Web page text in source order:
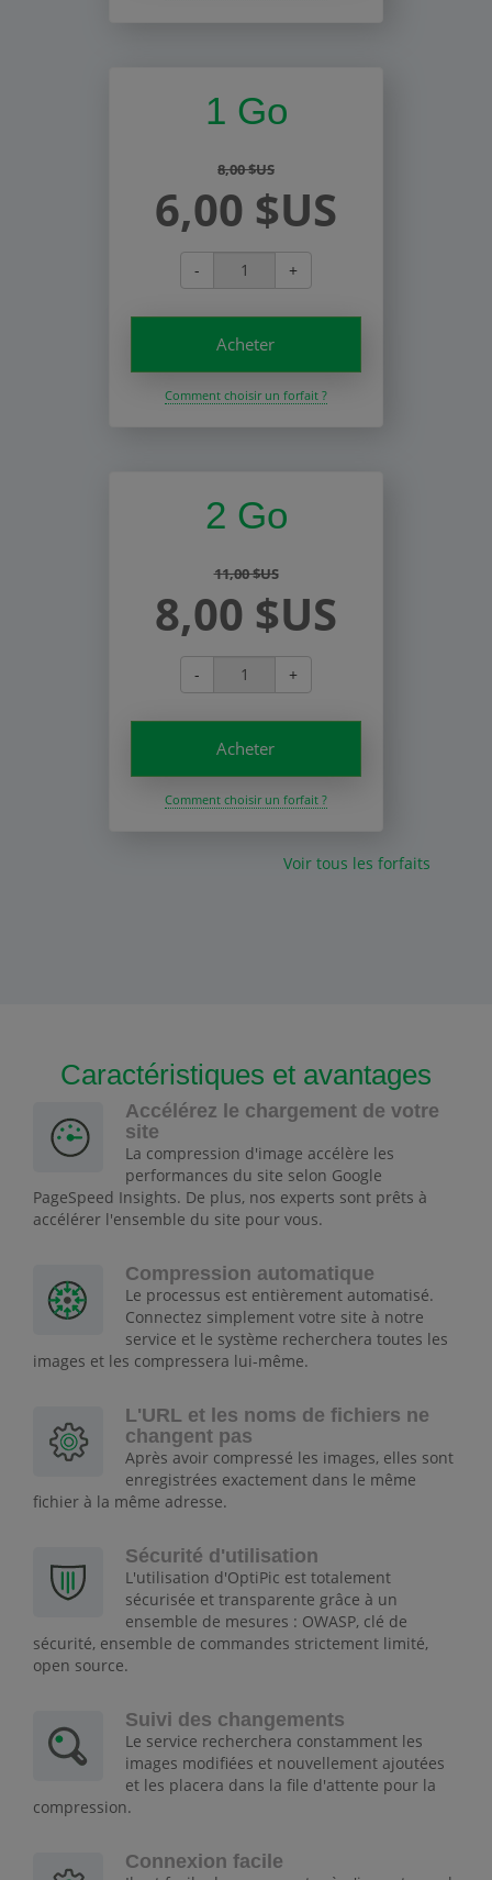
1 Go
8,00 $US
6,00 $US
- +
Acheter
Comment choisir un forfait ?
2 Go
11,00 $US
8,00 $US
- +
Acheter
Comment choisir un forfait ?
Voir tous les forfaits
Caractéristiques et avantages
Accélérez le chargement de votre
site
La compression d'image accélère les
performances du site selon Google
PageSpeed Insights. De plus, nos experts sont prêts à
accélérer l'ensemble du site pour vous.
Compression automatique
Le processus est entièrement automatisé.
Connectez simplement votre site à notre
service et le système recherchera toutes les
images et les compressera lui-même.
L'URL et les noms de fichiers ne
changent pas
Après avoir compressé les images, elles sont
enregistrées exactement dans le même
fichier à la même adresse.
Sécurité d'utilisation
L'utilisation d'OptiPic est totalement
sécurisée et transparente grâce à un
ensemble de mesures : OWASP, clé de
sécurité, ensemble de commandes strictement limité,
open source.
Suivi des changements
Le service recherchera constamment les
images modifiées et nouvellement ajoutées
et les placera dans la file d'attente pour la
compression.
Connexion facile